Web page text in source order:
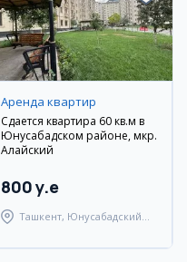
Аренда квартир
Сдается квартира 60 кв.м в
Юнусабадском районе, мкр.
Алайский
800 y.e
Ташкент, Юнусабадский